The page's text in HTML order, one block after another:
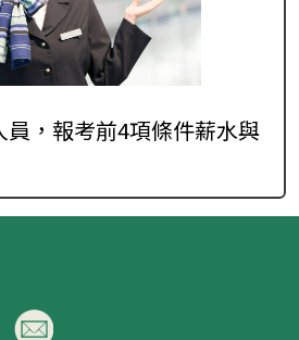
員，報考前4項條件薪水與